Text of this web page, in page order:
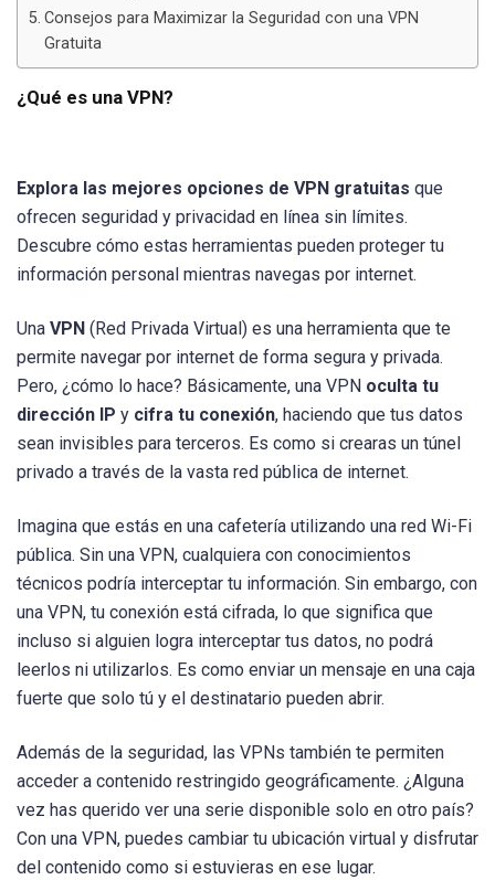
Consejos para Maximizar la Seguridad con una VPN
Gratuita
¿Qué es una VPN?
Explora las mejores opciones de VPN gratuitas que
ofrecen seguridad y privacidad en línea sin límites.
Descubre cómo estas herramientas pueden proteger tu
información personal mientras navegas por internet.
Una VPN (Red Privada Virtual) es una herramienta que te
permite navegar por internet de forma segura y privada.
Pero, ¿cómo lo hace? Básicamente, una VPN oculta tu
dirección IP y cifra tu conexión, haciendo que tus datos
sean invisibles para terceros. Es como si crearas un túnel
privado a través de la vasta red pública de internet.
Imagina que estás en una cafetería utilizando una red Wi-Fi
pública. Sin una VPN, cualquiera con conocimientos
técnicos podría interceptar tu información. Sin embargo, con
una VPN, tu conexión está cifrada, lo que significa que
incluso si alguien logra interceptar tus datos, no podrá
leerlos ni utilizarlos. Es como enviar un mensaje en una caja
fuerte que solo tú y el destinatario pueden abrir.
Además de la seguridad, las VPNs también te permiten
acceder a contenido restringido geográficamente. ¿Alguna
vez has querido ver una serie disponible solo en otro país?
Con una VPN, puedes cambiar tu ubicación virtual y disfrutar
del contenido como si estuvieras en ese lugar.